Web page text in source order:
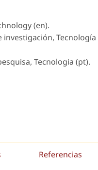
(en).
Tecnología
Tecnologia (pt).
Referencias